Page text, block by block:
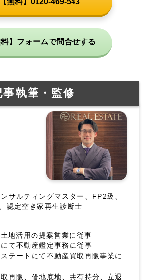
料】フォームで問合せする
事執筆・監修
サルティングマスター、FP2級、
認定空き家再生診断士
地活用の提案営業に従事
て不動産鑑定事務に従事
テートにて不動産買取再販事業に
再販、借地底地、共有持分、立退